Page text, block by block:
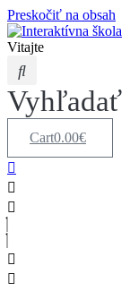
Preskočiť na obsah
Vitajte
Vyhľadať
0.00€
Cart